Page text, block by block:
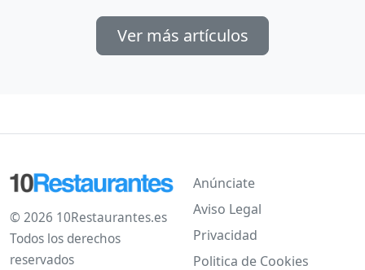
Ver más artículos
© 2026 10Restaurantes.es
Todos los derechos
reservados
Anúnciate
Aviso Legal
Privacidad
Politica de Cookies